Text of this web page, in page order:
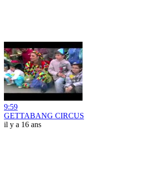
9:59
GETTABANG CIRCUS
il y a 16 ans